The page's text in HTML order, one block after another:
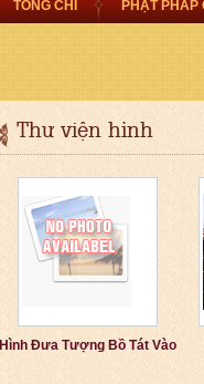
TÔNG CHỈ PHẬT PHÁP
Thư viện hình
Hình Đưa Tượng Bồ Tát Vào